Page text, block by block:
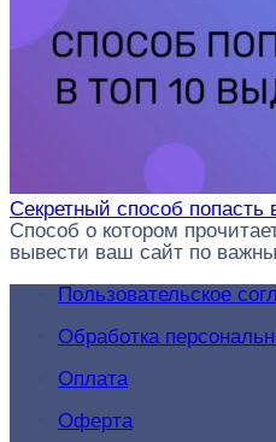
Секретный способ попасть
Способ о котором
вывести ваш сайт по
Пользовательское
Обработка
Оплата
Оферта